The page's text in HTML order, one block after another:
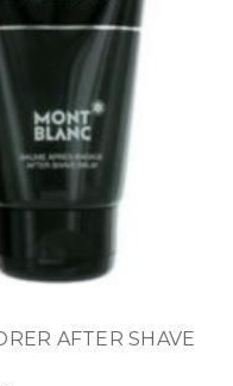
AFTER SHAVE